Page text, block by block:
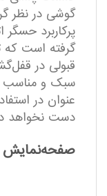
گوشی در نظر
پرکاربرد
گرفته است که
قبولی در
عنوان در
دست نخواهد
صفحه‌نمایش